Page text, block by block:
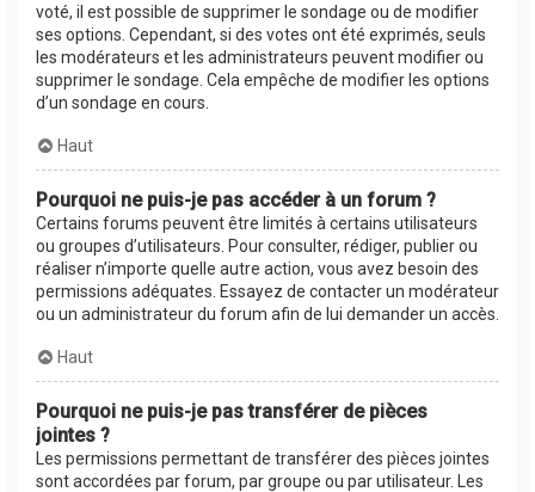
voté, il est possible de supprimer le sondage ou de modifier
ses options. Cependant, si des votes ont été exprimés, seuls
les modérateurs et les administrateurs peuvent modifier ou
supprimer le sondage. Cela empêche de modifier les options
d’un sondage en cours.
Haut
Pourquoi ne puis-je pas accéder à un forum ?
Certains forums peuvent être limités à certains utilisateurs
ou groupes d’utilisateurs. Pour consulter, rédiger, publier ou
réaliser n’importe quelle autre action, vous avez besoin des
permissions adéquates. Essayez de contacter un modérateur
ou un administrateur du forum afin de lui demander un accès.
Haut
Pourquoi ne puis-je pas transférer de pièces
jointes ?
Les permissions permettant de transférer des pièces jointes
sont accordées par forum, par groupe ou par utilisateur. Les